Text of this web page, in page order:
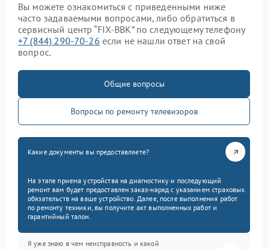
Вы можете ознакомиться с приведенными ниже
часто задаваемыми вопросами, либо обратиться в
сервисный центр “FIX-BBK” по следующему телефону
+7 (844) 290-70-26 если не нашли ответ на свой
вопрос.
Общие вопросы
Вопросы по ремонту телевизоров
Какие документы вы предоставляете?
На этапе приема устройства на диагностику и последующий
ремонт вам будет предоставлен заказ-наряд с указанием страховых
обязательств на ваше устройство. Далее, после выполнения работ
по ремонту техники, вы получите акт выполненных работ и
гарантийный талон.
Я уже знаю в чем неисправность и какой